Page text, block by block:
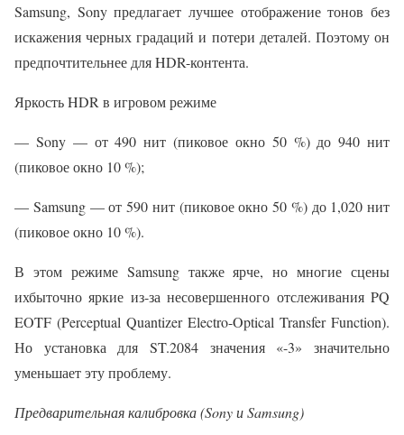
Samsung, Sony предлагает лучшее отображение тонов без
искажения черных градаций и потери деталей. Поэтому он
предпочтительнее для HDR-контента.
Яркость HDR в игровом режиме
— Sony — от 490 нит (пиковое окно 50 %) до 940 нит
(пиковое окно 10 %);
— Samsung — от 590 нит (пиковое окно 50 %) до 1,020 нит
(пиковое окно 10 %).
В этом режиме Samsung также ярче, но многие сцены
ихбыточно яркие из-за несовершенного отслеживания PQ
EOTF (Perceptual Quantizer Electro-Optical Transfer Function).
Но установка для ST.2084 значения «-3» значительно
уменьшает эту проблему.
Предварительная калибровка (Sony и Samsung)